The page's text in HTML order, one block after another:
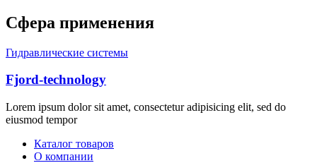
Сфера применения
Гидравлические системы
Fjord-technology
Lorem ipsum dolor sit amet, consectetur adipisicing elit, sed do
eiusmod tempor
Каталог товаров
О компании